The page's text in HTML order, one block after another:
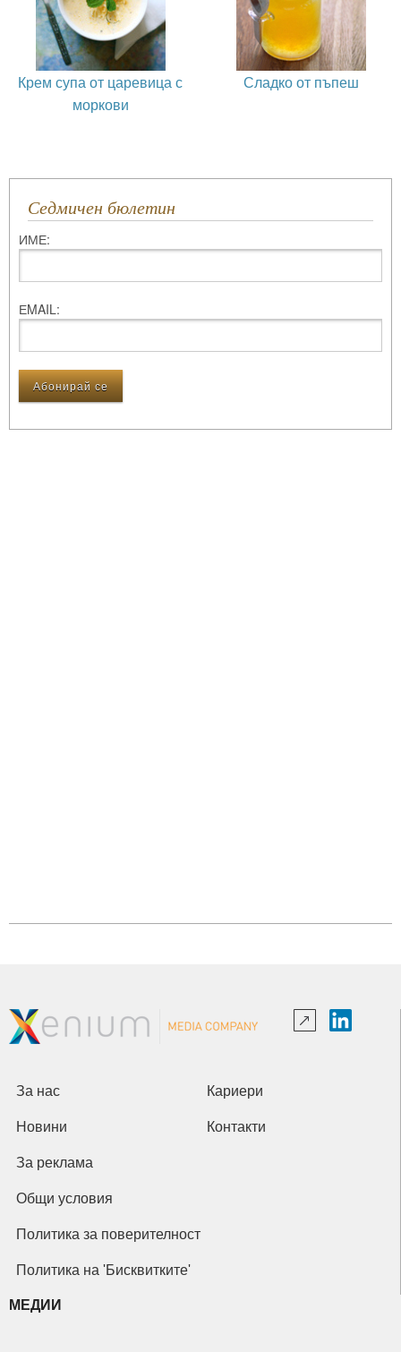
Крем супа от царевица с
моркови
Сладко от пъпеш
Седмичен бюлетин
ИМЕ:
ЕMAIL:
За нас Кариери
Новини Контакти
За реклама
Общи условия
Политика за поверителност
Политика на 'Бисквитките'
МЕДИИ